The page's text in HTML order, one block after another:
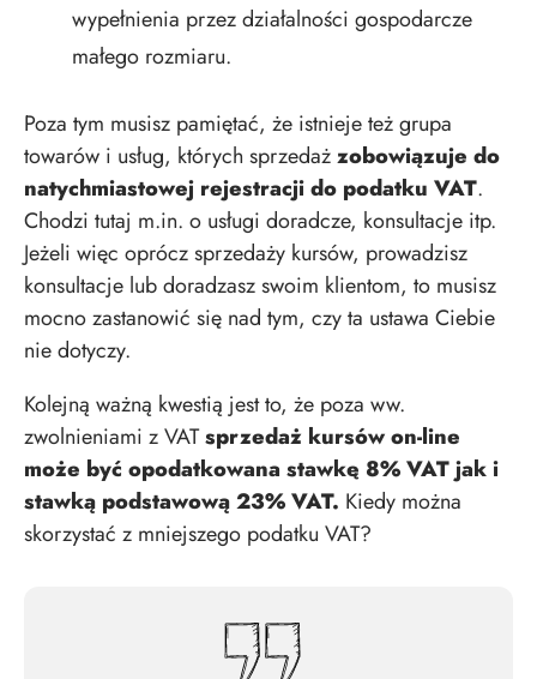
wypełnienia przez działalności gospodarcze
małego rozmiaru.
Poza tym musisz pamiętać, że istnieje też grupa
towarów i usług, których sprzedażzobowiązuje do
natychmiastowej rejestracji do podatku VAT.
Chodzi tutaj m.in. o usługi doradcze, konsultacje itp.
Jeżeli więc oprócz sprzedaży kursów, prowadzisz
konsultacje lub doradzasz swoim klientom, to musisz
mocno zastanowić się nad tym, czy ta ustawa Ciebie
nie dotyczy.
Kolejną ważną kwestią jest to, że poza ww.
zwolnieniami z VATsprzedaż kursów on-line
może być opodatkowana stawkę 8% VAT jak i
stawką podstawową 23% VAT. Kiedy można
skorzystać z mniejszego podatku VAT?